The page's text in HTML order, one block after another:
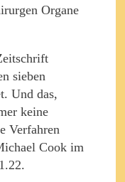
Organe
sieben
Und das,
keine
Verfahren
Cook im